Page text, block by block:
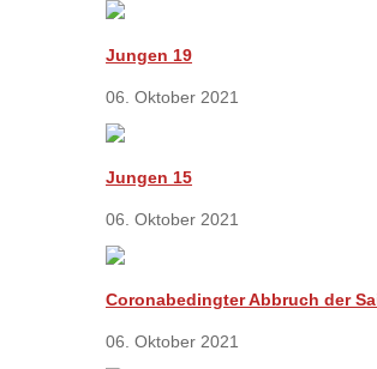
Jungen 19
06. Oktober 2021
Jungen 15
06. Oktober 2021
Coronabedingter Abbruch der
06. Oktober 2021